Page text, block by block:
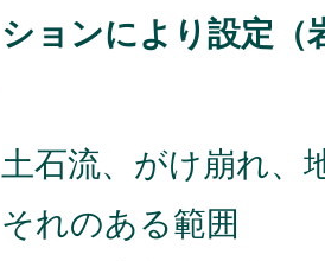
ションにより設定（
土石流、がけ崩れ、
それのある範囲